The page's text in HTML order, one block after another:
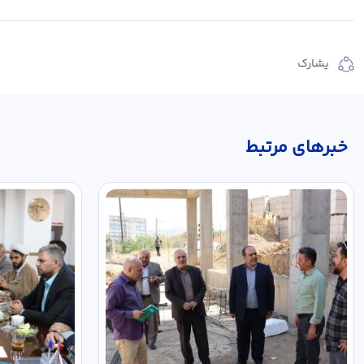
يشارك
خبر‌های مرتبط